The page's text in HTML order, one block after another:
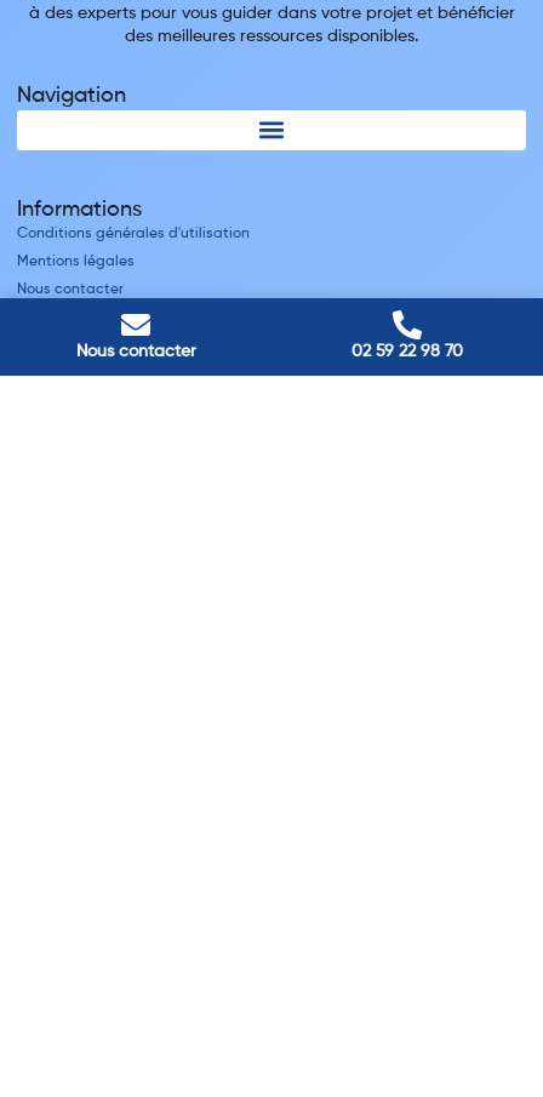
Nous contacter 02 59 22 98 70
à des experts pour vous guider dans votre projet et bénéficier
des meilleures ressources disponibles.
Navigation
Informations
Conditions générales d'utilisation
Mentions légales
Nous contacter
Nos adresses